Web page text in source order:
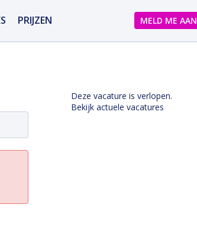
PRIJZEN MELD ME AAN
Deze vacature is verlopen.
Bekijk actuele vacatures